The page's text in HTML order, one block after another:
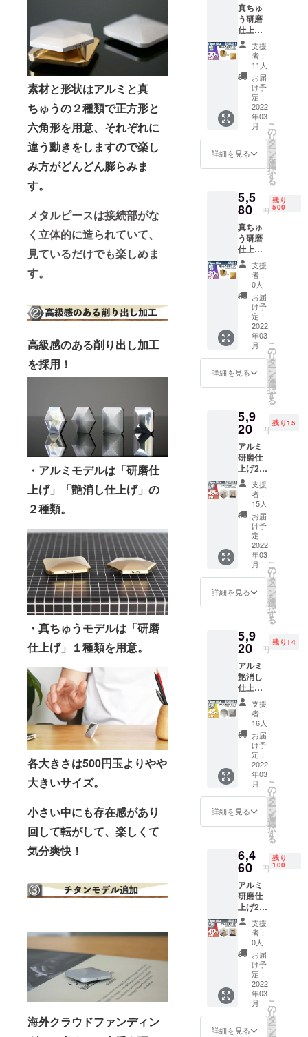
素材と形状はアルミと真
ちゅうの２種類で正方形と
六角形を用意、それぞれに
違う動きをしますので楽し
み方がどんどん膨らみま
す。
メタルピースは接続部がな
く立体的に造られていて、
見ているだけでも楽しめま
す。
高級感のある削り出し加工
を採用！
・アルミモデルは「研磨仕
上げ」「艶消し仕上げ」の
２種類。
・真ちゅうモデルは「研磨
仕上げ」１種類を用意。
各大きさは500円玉よりやや
大きいサイズ。
小さい中にも存在感があり
回して転がして、楽しくて
気分爽快！
海外クラウドファンディン
真ちゅ
う研磨
仕上げ1
個
30%OF
F 定価
6,980円
(税込、
送料込
み) 正方
形か六
角形を
お選び
下さ
い。
支援
者：
11人
お届
け予
定：
2022
年03
月
詳細を見る
こ
の
リ
タ
ー
ン
を
選
択
す
る
5,5
80 円
残り
500
真ちゅ
う研磨
仕上げ1
個
20%OF
F 定価
6,980円
(税込、
送料込
み) 正方
形か六
角形を
お選び
下さ
い。
支援
者：
0人
お届
け予
定：
2022
年03
月
詳細を見る
こ
の
リ
タ
ー
ン
を
選
択
す
る
5,9
20 円
残り15
アルミ
研磨仕
上げ2個
セット
45%OF
F 定価
5,990円
(税込、
送料込
み) 正方
形か六
角形を
お選び
下さ
い。
支援
者：
15人
お届
け予
定：
2022
年03
月
詳細を見る
こ
の
リ
タ
ー
ン
を
選
択
す
る
5,9
20 円
残り14
アルミ
艶消し
仕上げ2
個セッ
ト
45%OF
F 定価
10,780
円(税
込、送
料込み)
正方形
か六角
形をお
選び下
さい。
支援
者：
16人
お届
け予
定：
2022
年03
月
詳細を見る
こ
の
リ
タ
ー
ン
を
選
択
す
る
6,4
60 円
残り
100
アルミ
研磨仕
上げ2個
セット
40%OF
F 定価
10,780
円(税
込、送
料込み)
正方形
か六角
形をお
選び下
支援
者：
0人
お届
け予
定：
2022
年03
月
詳細を見る
こ
の
リ
タ
ー
ン